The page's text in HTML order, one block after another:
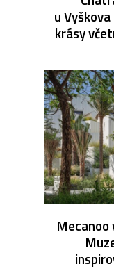
u
krásy
Mecanoo